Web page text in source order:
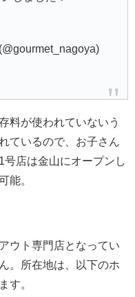
料が使われていないう
ているので、お子さん
店は金山にオープンし
能。
ウト専門店となってい
。所在地は、以下のホ
す。